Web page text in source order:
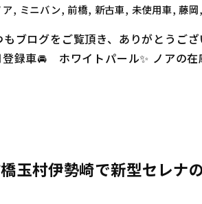
ア, ミニバン, 前橋, 新古車, 未使用車,藤岡,
ブログをご覧頂き、ありがとうござ
録車🚘 ホワイトパール✨ ノアの在
玉村伊勢崎で新型セレナの